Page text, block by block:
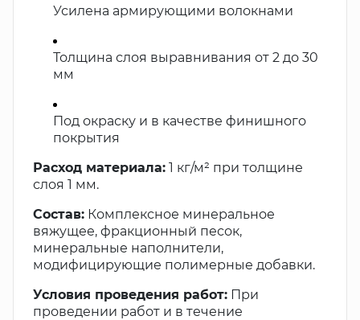
Усилена армирующими волокнами
Толщина слоя выравнивания от 2 до 30
мм
Под окраску и в качестве финишного
покрытия
Расход материала: 1 кг/м² при толщине
слоя 1 мм.
Состав: Комплексное минеральное
вяжущее, фракционный песок,
минеральные наполнители,
модифицирующие полимерные добавки.
Условия проведения работ: При
проведении работ и в течение